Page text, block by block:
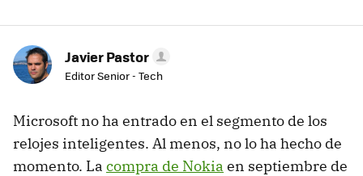
Javier Pastor
Editor Senior - Tech
Microsoft no ha entrado en el segmento de los
relojes inteligentes. Al menos, no lo ha hecho de
momento. La compra de Nokia en septiembre de